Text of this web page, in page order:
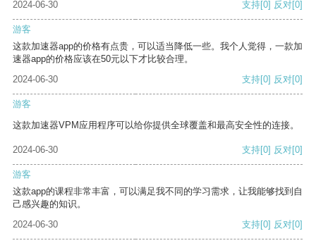
2024-06-30 支持[0] 反对[0]
游客
这款加速器app的价格有点贵，可以适当降低一些。我个人觉得，一款加
速器app的价格应该在50元以下才比较合理。
2024-06-30
支持[0] 反对[0]
游客
这款加速器VPM应用程序可以给你提供全球覆盖和最高安全性的连接。
2024-06-30 支持[0] 反对[0]
游客
这款app的课程非常丰富，可以满足我不同的学习需求，让我能够找到自
己感兴趣的知识。
2024-06-30
支持[0] 反对[0]